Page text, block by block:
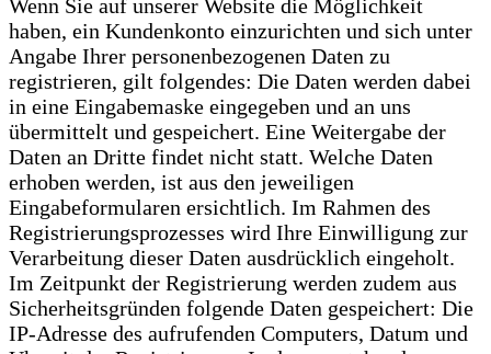
Wenn Sie auf unserer Website die Möglichkeit
haben, ein Kundenkonto einzurichten und sich unter
Angabe Ihrer personenbezogenen Daten zu
registrieren, gilt folgendes: Die Daten werden dabei
in eine Eingabemaske eingegeben und an uns
übermittelt und gespeichert. Eine Weitergabe der
Daten an Dritte findet nicht statt. Welche Daten
erhoben werden, ist aus den jeweiligen
Eingabeformularen ersichtlich. Im Rahmen des
Registrierungsprozesses wird Ihre Einwilligung zur
Verarbeitung dieser Daten ausdrücklich eingeholt.
Im Zeitpunkt der Registrierung werden zudem aus
Sicherheitsgründen folgende Daten gespeichert: Die
IP-Adresse des aufrufenden Computers, Datum und